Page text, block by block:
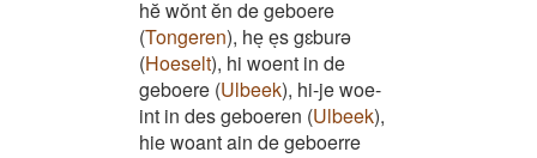
hĕ wŏnt ĕn de geboere
(Tongeren), heͅ eͅs gɛburə
(Hoeselt), hi woent in de
geboere (Ulbeek), hi-je woe-
int in des geboeren (Ulbeek),
hie woant ain de geboerre